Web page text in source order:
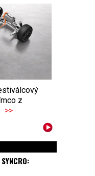
z
>>